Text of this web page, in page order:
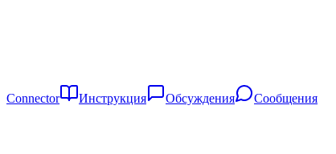
Connector Инструкция Обсуждения Сообщения